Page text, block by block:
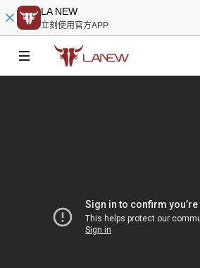
LA NEW
立刻使用官方APP